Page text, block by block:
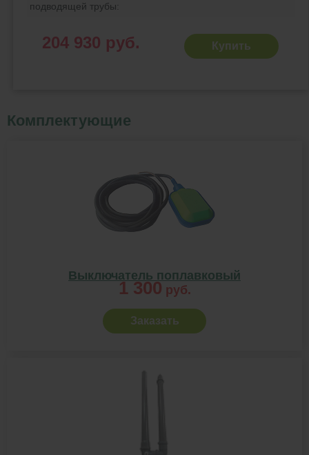
подводящей трубы:
204 930 руб. Купить
Комплектующие
Выключатель поплавковый
1 300 руб.
Заказать